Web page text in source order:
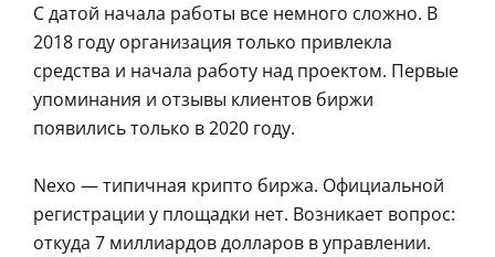
С датой начала работы все немного сложно. В
2018 году организация только привлекла
средства и начала работу над проектом. Первые
упоминания и отзывы клиентов биржи
появились только в 2020 году.
Nexo — типичная крипто биржа. Официальной
регистрации у площадки нет. Возникает вопрос:
откуда 7 миллиардов долларов в управлении.